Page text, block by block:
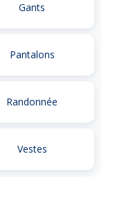
Gants
Pantalons
Randonnée
Vestes